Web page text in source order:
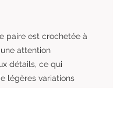
paire est crochetée à
attention
détails, ce qui
légères variations